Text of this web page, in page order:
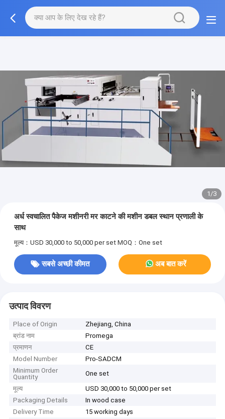
1/3
अर्ध स्वचालित पैकेज मशीनरी मर काटने की मशीन डबल स्थान प्रणाली के
साथ
मूल्य：USD 30,000 to 50,000 per set MOQ：One set
सबसे अच्छी कीमत अब बात करें
उत्पाद विवरण
Place of Origin
Zhejiang, China
ब्रांड नाम
Promega
प्रमाणन
CE
Model Number
Pro-SADCM
Minimum Order
Quantity
One set
मूल्य
USD 30,000 to 50,000 per set
Packaging Details
In wood case
Delivery Time
15 working days